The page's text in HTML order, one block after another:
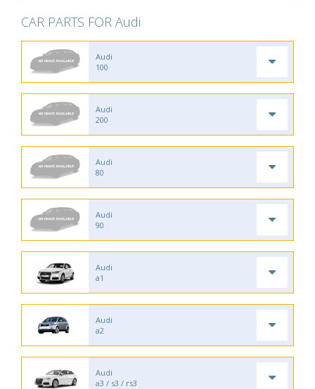
CAR PARTS FOR Audi
Audi
100
Audi
200
Audi
80
Audi
90
Audi
a1
Audi
a2
Audi
a3 / s3 / rs3